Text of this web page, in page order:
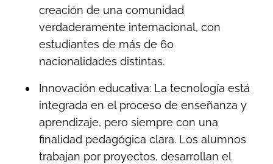
creación de una comunidad
verdaderamente internacional, con
estudiantes de más de 60
nacionalidades distintas.
Innovación educativa: La tecnología está
integrada en el proceso de enseñanza y
aprendizaje, pero siempre con una
finalidad pedagógica clara. Los alumnos
trabajan por proyectos, desarrollan el